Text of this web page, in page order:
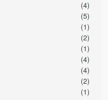
(4)
(5)
(1)
(2)
(1)
(4)
(4)
(2)
(1)